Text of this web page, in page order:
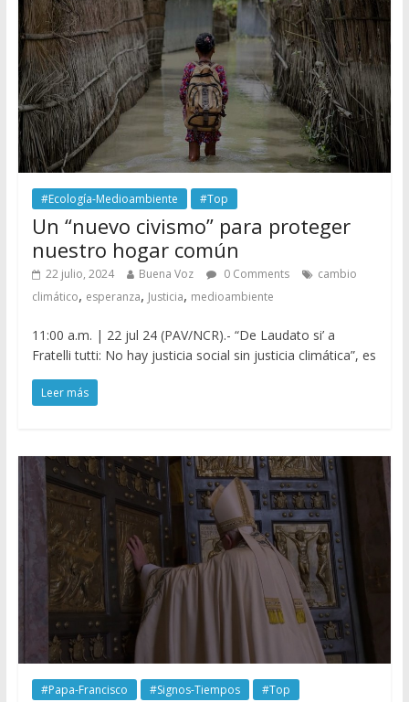
#Ecología-Medioambiente #Top
Un “nuevo civismo” para proteger
nuestro hogar común
22 julio, 2024 Buena Voz 0 Comments
cambio
climático, esperanza, Justicia, medioambiente
11:00 a.m. | 22 jul 24 (PAV/NCR).- “De Laudato si’ a
Fratelli tutti: No hay justicia social sin justicia climática”, es
Leer más
#Papa-Francisco #Signos-Tiempos #Top